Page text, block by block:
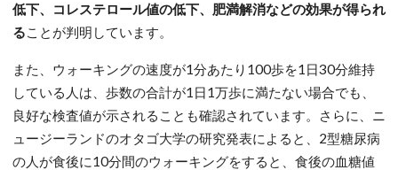
低下、コレステロール値の低下、肥満解消などの効果が得られ
ることが判明しています。
また、ウォーキングの速度が1分あたり100歩を1日30分維持
している人は、歩数の合計が1日1万歩に満たない場合でも、
良好な検査値が示されることも確認されています。さらに、ニ
ュージーランドのオタゴ大学の研究発表によると、2型糖尿病
の人が食後に10分間のウォーキングをすると、食後の血糖値